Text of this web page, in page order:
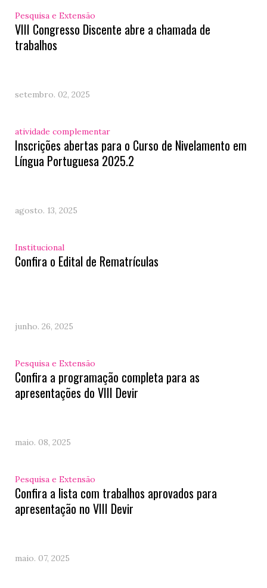
Pesquisa e Extensão
VIII Congresso Discente abre a chamada de
trabalhos
setembro. 02, 2025
atividade complementar
Inscrições abertas para o Curso de Nivelamento em
Língua Portuguesa 2025.2
agosto. 13, 2025
Institucional
Confira o Edital de Rematrículas
junho. 26, 2025
Pesquisa e Extensão
Confira a programação completa para as
apresentações do VIII Devir
maio. 08, 2025
Pesquisa e Extensão
Confira a lista com trabalhos aprovados para
apresentação no VIII Devir
maio. 07, 2025